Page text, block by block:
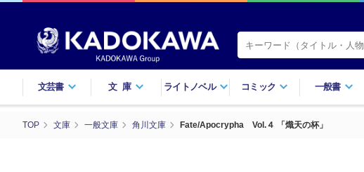
文芸書 文庫 ライトノベル コミック 一般書
TOP 文庫 一般文庫 角川文庫 Fate/Apocrypha Vol.４ 「熾天の杯」